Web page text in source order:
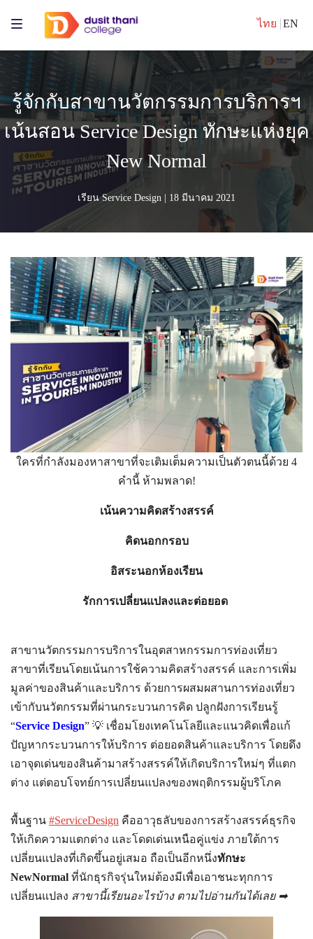
ไทย EN
รู้จักกับสาขานวัตกรรมการบริการฯ
เน้นสอน Service Design ทักษะแห่งยุค
New Normal
เรียน Service Design | 18 มีนาคม 2021
ใครที่กำลังมองหาสาขาที่จะเติมเต็มความเป็นตัวตนนี้ด้วย 4
คำนี้ ห้ามพลาด!
เน้นความคิดสร้างสรรค์
คิดนอกกรอบ
อิสระนอกห้องเรียน
รักการเปลี่ยนแปลงและต่อยอด
สาขานวัตกรรมการบริการในอุตสาหกรรมการท่องเที่ยว
สาขาที่เรียนโดยเน้นการใช้ความคิดสร้างสรรค์ และการเพิ่ม
มูลค่าของสินค้าและบริการ ด้วยการผสมผสานการท่องเที่ยว
เข้ากับนวัตกรรมที่ผ่านกระบวนการคิด ปลูกฝังการเรียนรู้
“Service Design” 💡 เชื่อมโยงเทคโนโลยีและแนวคิดเพื่อแก้
ปัญหากระบวนการให้บริการ ต่อยอดสินค้าและบริการ โดยดึง
เอาจุดเด่นของสินค้ามาสร้างสรรค์ให้เกิดบริการใหม่ๆ ที่แตก
ต่าง แต่ตอบโจทย์การเปลี่ยนแปลงของพฤติกรรมผู้บริโภค
พื้นฐาน #ServiceDesign คืออาวุธลับของการสร้างสรรค์ธุรกิจ
ให้เกิดความแตกต่าง และโดดเด่นเหนือคู่แข่ง ภายใต้การ
เปลี่ยนแปลงที่เกิดขึ้นอยู่เสมอ ถือเป็นอีกหนึ่งทักษะ
NewNormal ที่นักธุรกิจรุ่นใหม่ต้องมีเพื่อเอาชนะทุกการ
เปลี่ยนแปลง สาขานี้เรียนอะไรบ้าง ตามไปอ่านกันได้เลย ➡